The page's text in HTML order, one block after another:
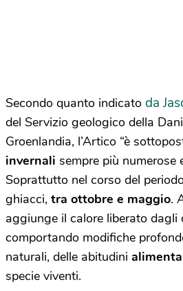
Secondo quanto indicato da
del Servizio geologico della
Groenlandia, l’Artico “è
invernali sempre più numerose
Soprattutto nel corso del
ghiacci, tra ottobre e maggio.
aggiunge il calore liberato dagli
comportando modifiche
naturali, delle abitudini
specie viventi.